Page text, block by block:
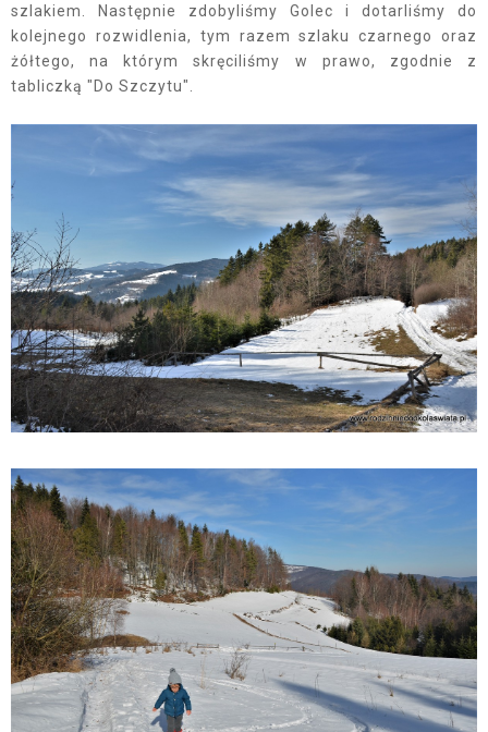
szlakiem. Następnie zdobyliśmy Golec i dotarliśmy do
kolejnego rozwidlenia, tym razem szlaku czarnego oraz
żółtego, na którym skręciliśmy w prawo, zgodnie z
tabliczką "Do Szczytu".